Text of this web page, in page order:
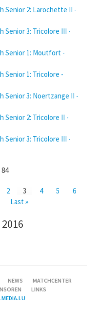
Senior 2: Larochette II -
Senior 3: Tricolore III -
Senior 1: Moutfort -
Senior 1: Tricolore -
Senior 3: Noertzange II -
Senior 2: Tricolore II -
Senior 3: Tricolore III -
2 3 4 5
6
Last »
NEWS
MATCHCENTER
LINKS